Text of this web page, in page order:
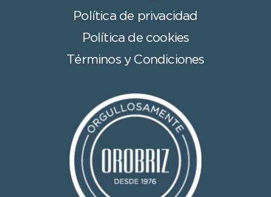
Política de privacidad
Política de cookies
Términos y Condiciones